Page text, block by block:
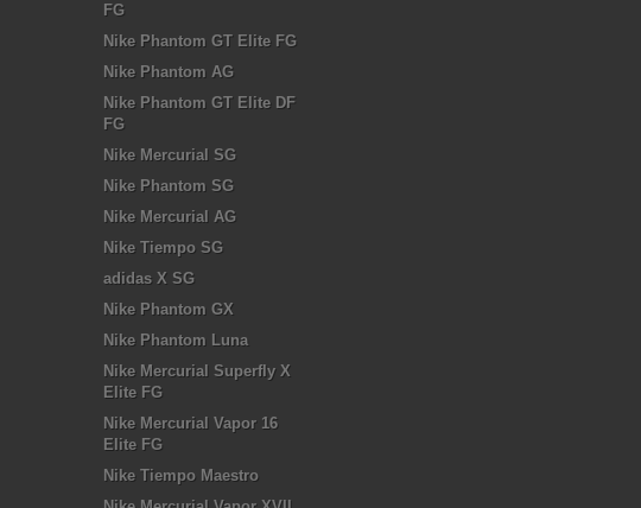
FG
Nike Phantom GT Elite FG
Nike Phantom AG
Nike Phantom GT Elite DF
FG
Nike Mercurial SG
Nike Phantom SG
Nike Mercurial AG
Nike Tiempo SG
adidas X SG
Nike Phantom GX
Nike Phantom Luna
Nike Mercurial Superfly X
Elite FG
Nike Mercurial Vapor 16
Elite FG
Nike Tiempo Maestro